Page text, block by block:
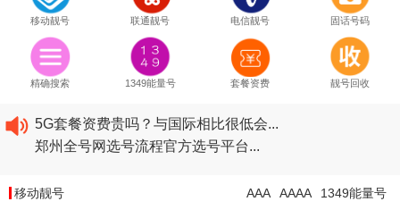
移动靓号 联通靓号 电信靓号 固话号码
精确搜索 1349能量号 套餐资费 靓号回收
2020​移动最新套餐资费...
2020​联通最新套餐资费...
5G套餐资费贵吗？与国际相比很低会...
郑州全号网选号流程官方选号平台...
2020​联通最新套餐资费...
移动靓号 1349能量号
AAAA
AAA